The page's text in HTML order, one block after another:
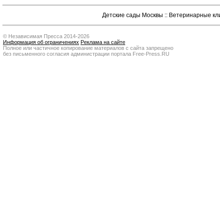
Детские сады Москвы :: Ветеринарные
© Независимая Пресса 2014-2026
Информация об ограничениях Реклама на сайте
Полное или частичное копирование материалов с сайта запрещено
без письменного согласия администрации портала Free-Press.RU